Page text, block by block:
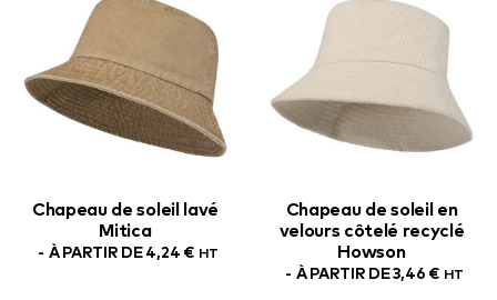
Chapeau de soleil lavé
Mitica
À PARTIR DE4,24 € HT
Chapeau de soleil en
velours côtelé recyclé
Howson
À PARTIR DE3,46 € HT